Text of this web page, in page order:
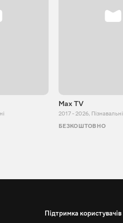
Max TV
2017 - 2026, Пізнавальні
БЕЗКОШТОВНО
Підтримка користувачів